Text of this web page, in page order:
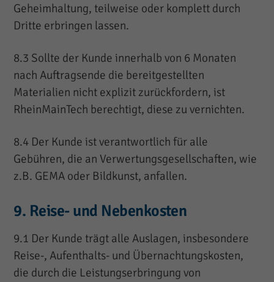
Geheimhaltung, teilweise oder komplett durch
Dritte erbringen lassen.
8.3 Sollte der Kunde innerhalb von 6 Monaten
nach Auftragsende die bereitgestellten
Materialien nicht explizit zurückfordern, ist
RheinMainTech berechtigt, diese zu vernichten.
8.4 Der Kunde ist verantwortlich für alle
Gebühren, die an Verwertungsgesellschaften, wie
z.B. GEMA oder Bildkunst, anfallen.
9. Reise- und Nebenkosten
9.1 Der Kunde trägt alle Auslagen, insbesondere
Reise-, Aufenthalts- und Übernachtungskosten,
die durch die Leistungserbringung von